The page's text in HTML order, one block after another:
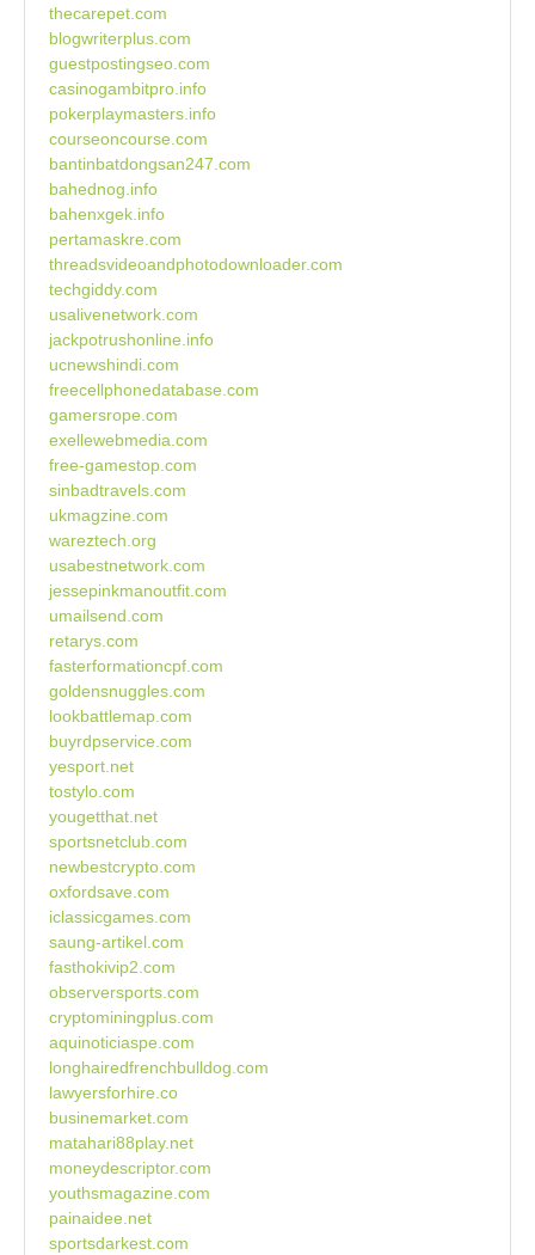
thecarepet.com
blogwriterplus.com
guestpostingseo.com
casinogambitpro.info
pokerplaymasters.info
courseoncourse.com
bantinbatdongsan247.com
bahednog.info
bahenxgek.info
pertamaskre.com
threadsvideoandphotodownloader.com
techgiddy.com
usalivenetwork.com
jackpotrushonline.info
ucnewshindi.com
freecellphonedatabase.com
gamersrope.com
exellewebmedia.com
free-gamestop.com
sinbadtravels.com
ukmagzine.com
wareztech.org
usabestnetwork.com
jessepinkmanoutfit.com
umailsend.com
retarys.com
fasterformationcpf.com
goldensnuggles.com
lookbattlemap.com
buyrdpservice.com
yesport.net
tostylo.com
yougetthat.net
sportsnetclub.com
newbestcrypto.com
oxfordsave.com
iclassicgames.com
saung-artikel.com
fasthokivip2.com
observersports.com
cryptominingplus.com
aquinoticiaspe.com
longhairedfrenchbulldog.com
lawyersforhire.co
businemarket.com
matahari88play.net
moneydescriptor.com
youthsmagazine.com
painaidee.net
sportsdarkest.com